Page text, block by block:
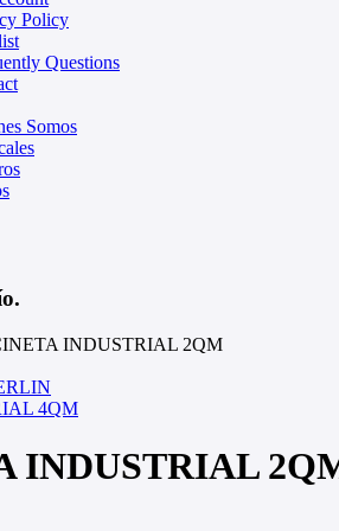
Policy
Questions
Somos
INDUSTRIAL 2QM
4QM
INDUSTRIAL